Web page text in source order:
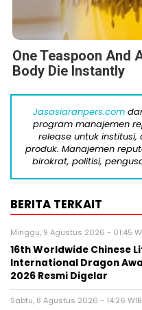
One Teaspoon And
Body Die Instantly
Jasasiaranpers.com
program manajemen
release untuk
produk. Manajemen
birokrat, politisi,
BERITA TERKAIT
Minggu, 9 Agustus 2026 - 01:45
16th Worldwide Chinese
International Dragon
2026 Resmi Digelar
Sabtu, 8 Agustus 2026 - 14:26 WIB